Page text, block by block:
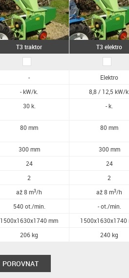
T3 traktor T3 elektro
-
Elektro
- kW/k.
8,8 / 12,5 kW/
30 k.
- k.
80 mm 80 mm
300 mm
300 mm
24
24
2
2
až 8 m3/h až 8 m3/h
540 ot./min.
- ot./min.
1500x1630x1740 mm
1500x1630x1740
206 kg
240 kg
POROVNAT